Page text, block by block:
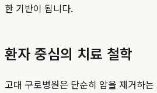
한 기반이 됩니다.
환자 중심의 치료 철학
고대 구로병원은 단순히 암을 제거하